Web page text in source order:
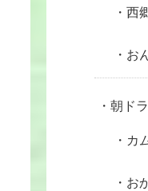
西
お
朝ドラ
カ
お